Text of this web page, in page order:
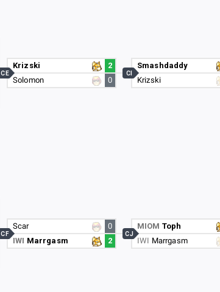
Krizski
2
Solomon
0
CE
Scar
0
IWI Marrgasm 2
CF
Smashdaddy
Krizski
CI
MIOM Toph
IWI Marrgasm
CJ